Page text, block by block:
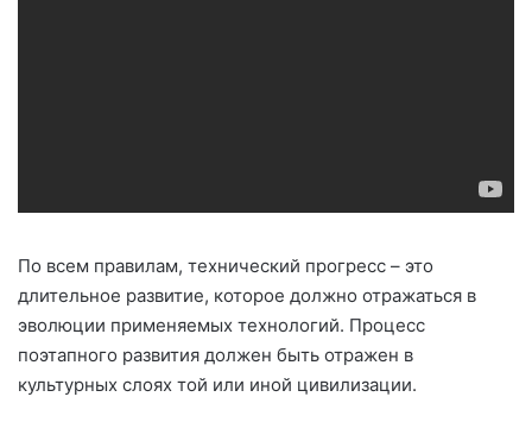
По всем правилам, технический прогресс – это
длительное развитие, которое должно отражаться в
эволюции применяемых технологий. Процесс
поэтапного развития должен быть отражен в
культурных слоях той или иной цивилизации.